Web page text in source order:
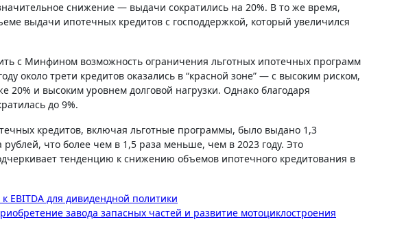
снижение — выдачи сократились на 20%. В то же время,
выдачи ипотечных кредитов с господдержкой, который увеличился
с Минфином возможность ограничения льготных ипотечных программ
около трети кредитов оказались в “красной зоне” — с высоким риском,
и высоким уровнем долговой нагрузки. Однако благодаря
до 9%.
кредитов, включая льготные программы, было выдано 1,3
что более чем в 1,5 раза меньше, чем в 2023 году. Это
тенденцию к снижению объемов ипотечного кредитования в
EBITDA для дивидендной политики
завода запасных частей и развитие мотоциклостроения